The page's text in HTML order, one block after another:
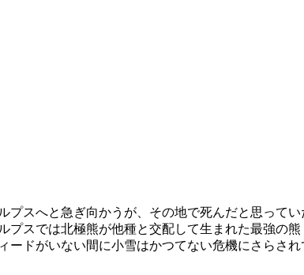
スへと急ぎ向かうが、その地で死んだと思って
スでは北極熊が他種と交配して生まれた最強の
ードがいない間に小雪はかつてない危機にさらさ